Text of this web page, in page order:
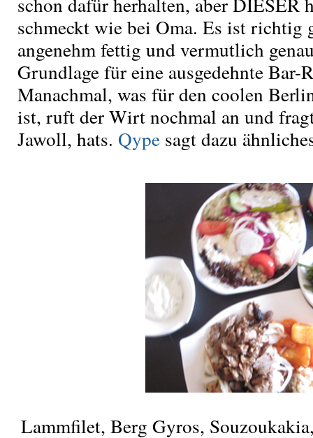
schmeckt wie bei Oma. Es ist richtig
angenehm fettig und vermutlich
Grundlage für eine ausgedehnte Bar-
Manachmal, was für den coolen
ist, ruft der Wirt nochmal an und
Jawoll, hats. Qype sagt dazu
Lammfilet, Berg Gyros,